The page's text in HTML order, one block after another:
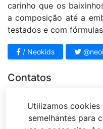
carinho que os
a composição até a
testados e com
/ Neokids
Contatos
Rua Sena Madureira,
Utilizamos cookies
semelhantes para